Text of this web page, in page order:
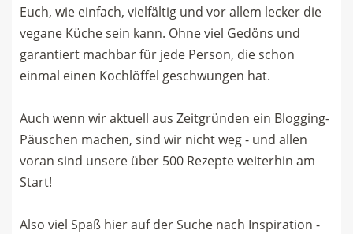
Euch, wie einfach, vielfältig und vor allem lecker die
vegane Küche sein kann. Ohne viel Gedöns und
garantiert machbar für jede Person, die schon
einmal einen Kochlöffel geschwungen hat.
Auch wenn wir aktuell aus Zeitgründen ein Blogging-
Päuschen machen, sind wir nicht weg - und allen
voran sind unsere über 500 Rezepte weiterhin am
Start!
Also viel Spaß hier auf der Suche nach Inspiration -